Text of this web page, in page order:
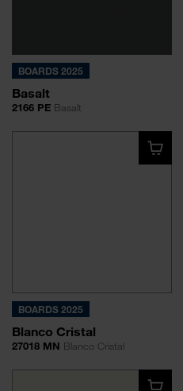
BOARDS 2025
Basalt
2166 PE Basalt
BOARDS 2025
Blanco Cristal
27018 MN Blanco Cristal